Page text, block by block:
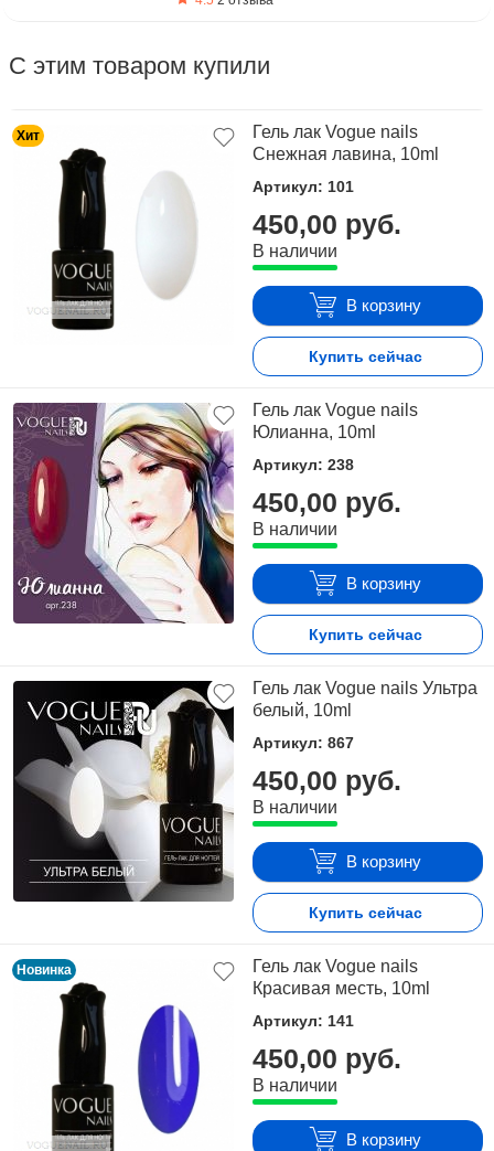
С этим товаром купили
Хит
Гель лак Vogue nails
Снежная лавина, 10ml
Артикул: 101
450,00 руб.
В наличии
В корзину
Купить сейчас
Гель лак Vogue nails
Юлианна, 10ml
Артикул: 238
450,00 руб.
В наличии
В корзину
Купить сейчас
Гель лак Vogue nails Ультра
белый, 10ml
Артикул: 867
450,00 руб.
В наличии
В корзину
Купить сейчас
Новинка
Гель лак Vogue nails
Красивая месть, 10ml
Артикул: 141
450,00 руб.
В наличии
В корзину